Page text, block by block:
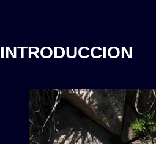
INTRODUCCION